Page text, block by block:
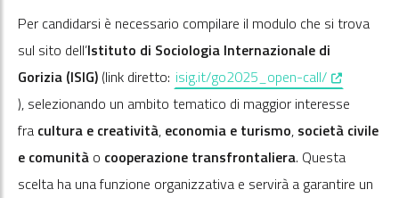
Per candidarsi è necessario compilare il modulo che si trova
sul sito dell’Istituto di Sociologia Internazionale di
Gorizia (ISIG) (link diretto: isig.it/go2025_open-call/, opens in
), selezionando un ambito tematico di maggior interesse
fra cultura e creatività, economia e turismo, società civile
e comunità o cooperazione transfrontaliera. Questa
scelta ha una funzione organizzativa e servirà a garantire un